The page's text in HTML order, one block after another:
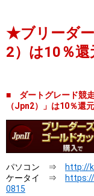
★ブリーダ
2）は10％
■ ダートグレード競
（Jpn2）」は10％還元
パソコン ⇒
http://
ケータイ ⇒
0815